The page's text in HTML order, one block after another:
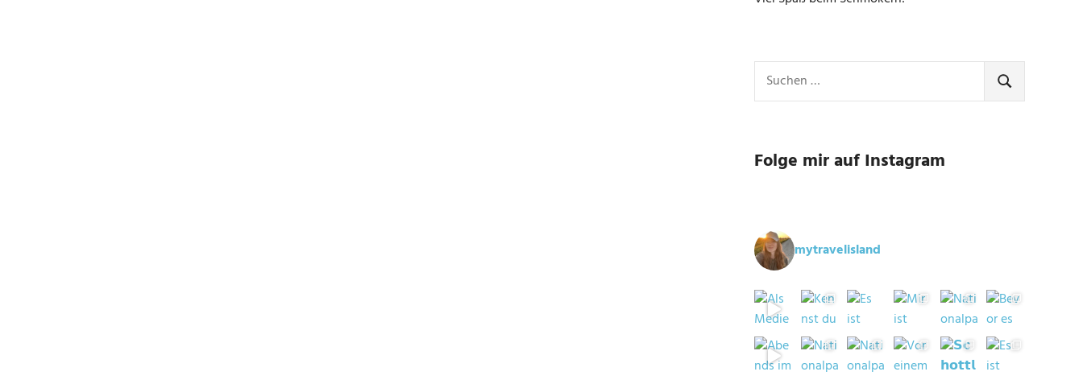
nach:
SUCHEN
Folge mir auf Instagram
mytravelisland